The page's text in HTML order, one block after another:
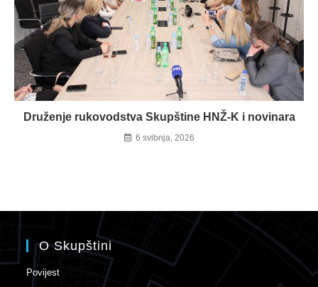
Druženje rukovodstva Skupštine HNŽ-K i novinara
6 svibnja, 2026
O Skupštini
Povijest